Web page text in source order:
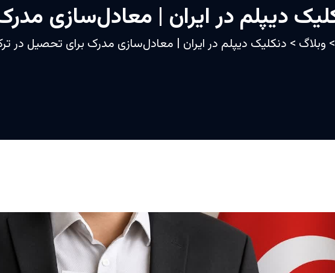
دیپلم در ایران | معادل‌سازی
> وبلاگ > دنکلیک دیپلم در ایران | معادل‌سازی مدرک برای تحصیل در